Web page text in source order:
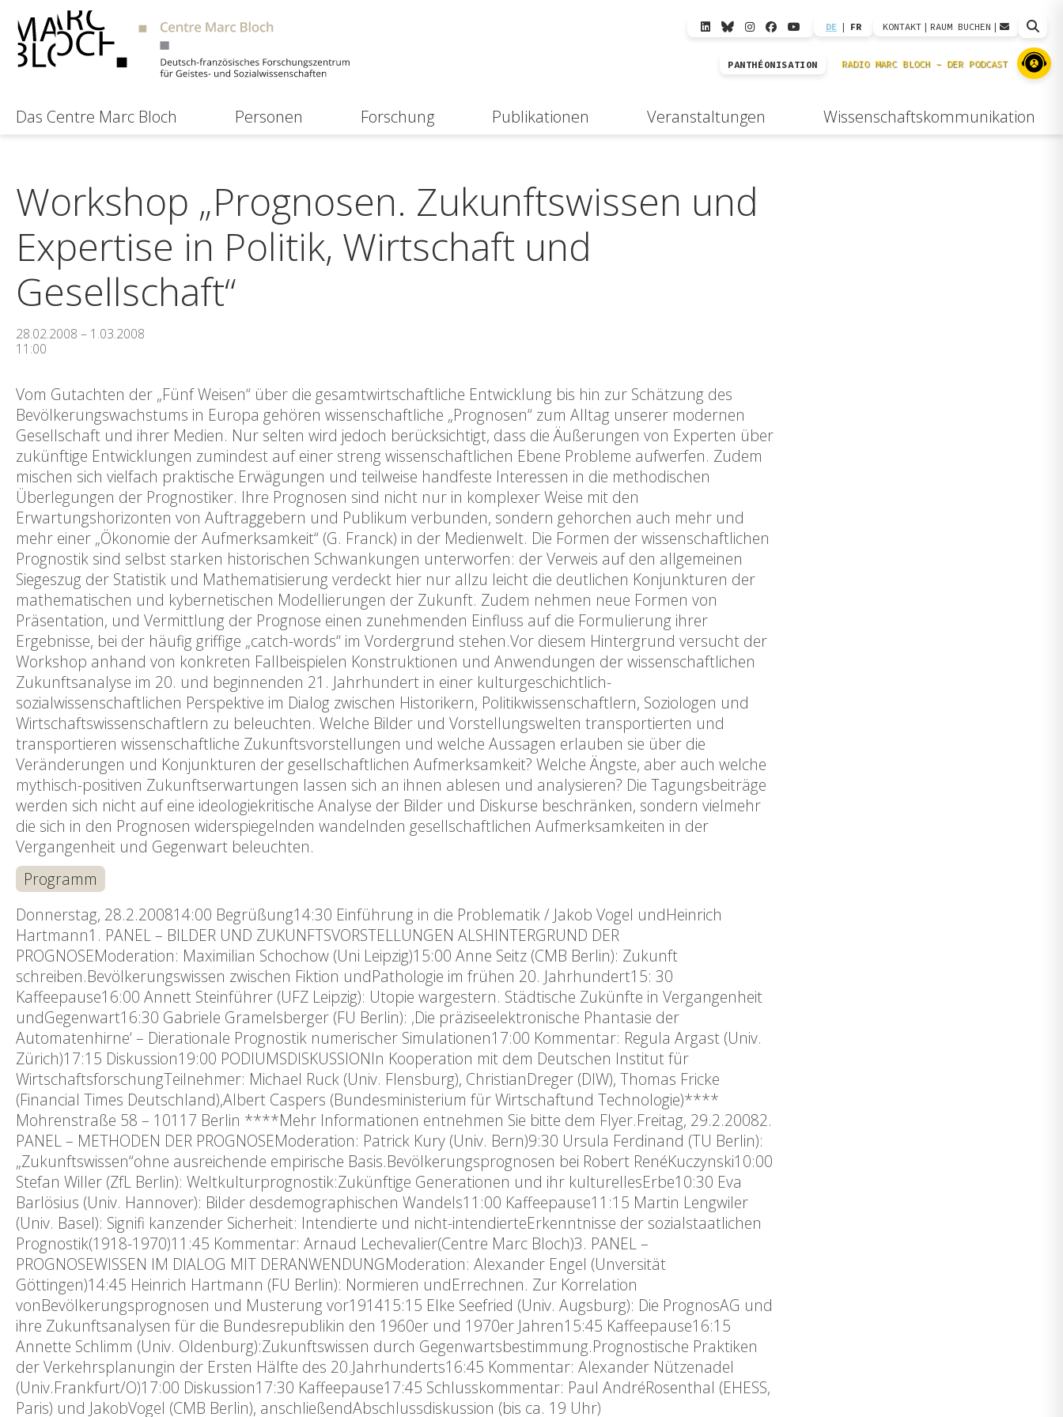
DE | FR KONTAKT | RAUM BUCHEN |
PANTHÉONISATION
Das Centre Marc Bloch Personen Forschung Publikationen Veranstaltungen Wissenschaftskommunikation
Workshop „Prognosen. Zukunftswissen und
Expertise in Politik, Wirtschaft und
Gesellschaft“
28.02.2008 – 1.03.2008
11:00
Vom Gutachten der „Fünf Weisen“ über die gesamtwirtschaftliche Entwicklung bis hin zur Schätzung des
Bevölkerungswachstums in Europa gehören wissenschaftliche „Prognosen“ zum Alltag unserer modernen
Gesellschaft und ihrer Medien. Nur selten wird jedoch berücksichtigt, dass die Äußerungen von Experten über
zukünftige Entwicklungen zumindest auf einer streng wissenschaftlichen Ebene Probleme aufwerfen. Zudem
mischen sich vielfach praktische Erwägungen und teilweise handfeste Interessen in die methodischen
Überlegungen der Prognostiker. Ihre Prognosen sind nicht nur in komplexer Weise mit den
Erwartungshorizonten von Auftraggebern und Publikum verbunden, sondern gehorchen auch mehr und
mehr einer „Ökonomie der Aufmerksamkeit“ (G. Franck) in der Medienwelt. Die Formen der wissenschaftlichen
Prognostik sind selbst starken historischen Schwankungen unterworfen: der Verweis auf den allgemeinen
Siegeszug der Statistik und Mathematisierung verdeckt hier nur allzu leicht die deutlichen Konjunkturen der
mathematischen und kybernetischen Modellierungen der Zukunft. Zudem nehmen neue Formen von
Präsentation, und Vermittlung der Prognose einen zunehmenden Einfluss auf die Formulierung ihrer
Ergebnisse, bei der häufig griffige „catch-words“ im Vordergrund stehen.Vor diesem Hintergrund versucht der
Workshop anhand von konkreten Fallbeispielen Konstruktionen und Anwendungen der wissenschaftlichen
Zukunftsanalyse im 20. und beginnenden 21. Jahrhundert in einer kulturgeschichtlich-
sozialwissenschaftlichen Perspektive im Dialog zwischen Historikern, Politikwissenschaftlern, Soziologen und
Wirtschaftswissenschaftlern zu beleuchten. Welche Bilder und Vorstellungswelten transportierten und
transportieren wissenschaftliche Zukunftsvorstellungen und welche Aussagen erlauben sie über die
Veränderungen und Konjunkturen der gesellschaftlichen Aufmerksamkeit? Welche Ängste, aber auch welche
mythisch-positiven Zukunftserwartungen lassen sich an ihnen ablesen und analysieren? Die Tagungsbeiträge
werden sich nicht auf eine ideologiekritische Analyse der Bilder und Diskurse beschränken, sondern vielmehr
die sich in den Prognosen widerspiegelnden wandelnden gesellschaftlichen Aufmerksamkeiten in der
Vergangenheit und Gegenwart beleuchten.
Programm
Donnerstag, 28.2.200814:00 Begrüßung14:30 Einführung in die Problematik / Jakob Vogel undHeinrich
Hartmann1. PANEL – BILDER UND ZUKUNFTSVORSTELLUNGEN ALSHINTERGRUND DER
PROGNOSEModeration: Maximilian Schochow (Uni Leipzig)15:00 Anne Seitz (CMB Berlin): Zukunft
schreiben.Bevölkerungswissen zwischen Fiktion undPathologie im frühen 20. Jahrhundert15: 30
Kaffeepause16:00 Annett Steinführer (UFZ Leipzig): Utopie wargestern. Städtische Zukünfte in Vergangenheit
undGegenwart16:30 Gabriele Gramelsberger (FU Berlin): ‚Die präziseelektronische Phantasie der
Automatenhirne‘ – Dierationale Prognostik numerischer Simulationen17:00 Kommentar: Regula Argast (Univ.
Zürich)17:15 Diskussion19:00 PODIUMSDISKUSSIONIn Kooperation mit dem Deutschen Institut für
WirtschaftsforschungTeilnehmer: Michael Ruck (Univ. Flensburg), ChristianDreger (DIW), Thomas Fricke
(Financial Times Deutschland),Albert Caspers (Bundesministerium für Wirtschaftund Technologie)****
Mohrenstraße 58 – 10117 Berlin ****Mehr Informationen entnehmen Sie bitte dem Flyer.Freitag, 29.2.20082.
PANEL – METHODEN DER PROGNOSEModeration: Patrick Kury (Univ. Bern)9:30 Ursula Ferdinand (TU Berlin):
„Zukunftswissen“ohne ausreichende empirische Basis.Bevölkerungsprognosen bei Robert RenéKuczynski10:00
Stefan Willer (ZfL Berlin): Weltkulturprognostik:Zukünftige Generationen und ihr kulturellesErbe10:30 Eva
Barlösius (Univ. Hannover): Bilder desdemographischen Wandels11:00 Kaffeepause11:15 Martin Lengwiler
(Univ. Basel): Signifi kanzender Sicherheit: Intendierte und nicht-intendierteErkenntnisse der sozialstaatlichen
Prognostik(1918-1970)11:45 Kommentar: Arnaud Lechevalier(Centre Marc Bloch)3. PANEL –
PROGNOSEWISSEN IM DIALOG MIT DERANWENDUNGModeration: Alexander Engel (Unversität
Göttingen)14:45 Heinrich Hartmann (FU Berlin): Normieren undErrechnen. Zur Korrelation
vonBevölkerungsprognosen und Musterung vor191415:15 Elke Seefried (Univ. Augsburg): Die PrognosAG und
ihre Zukunftsanalysen für die Bundesrepublikin den 1960er und 1970er Jahren15:45 Kaffeepause16:15
Annette Schlimm (Univ. Oldenburg):Zukunftswissen durch Gegenwartsbestimmung.Prognostische Praktiken
der Verkehrsplanungin der Ersten Hälfte des 20.Jahrhunderts16:45 Kommentar: Alexander Nützenadel
(Univ.Frankfurt/O)17:00 Diskussion17:30 Kaffeepause17:45 Schlusskommentar: Paul AndréRosenthal (EHESS,
Paris) und JakobVogel (CMB Berlin), anschließendAbschlussdiskussion (bis ca. 19 Uhr)